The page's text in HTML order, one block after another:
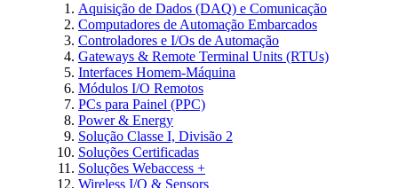
Aquisição de Dados (DAQ) e Comunicação
Computadores de Automação Embarcados
Controladores e I/Os de Automação
Gateways & Remote Terminal Units (RTUs)
Interfaces Homem-Máquina
Módulos I/O Remotos
PCs para Painel (PPC)
Power & Energy
Solução Classe I, Divisão 2
Soluções Certificadas
Soluções Webaccess +
Wireless I/O & Sensors